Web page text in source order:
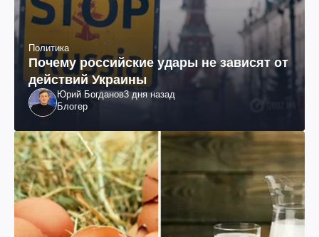
Политика
Почему российские удары не зависят от
действий Украины
Юрий Богданов3 дня назад
Блогер